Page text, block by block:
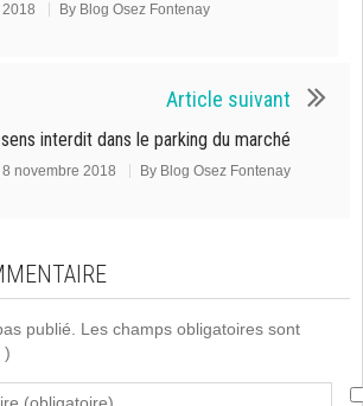
By Blog Osez Fontenay
Article suivant
interdit dans le parking du marché
8 novembre 2018 By Blog Osez Fontenay
publié. Les champs obligatoires sont
)